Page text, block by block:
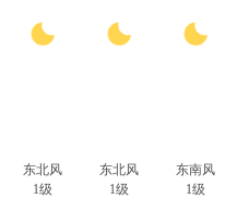
东北风
1级
东北风
1级
东南风
1级